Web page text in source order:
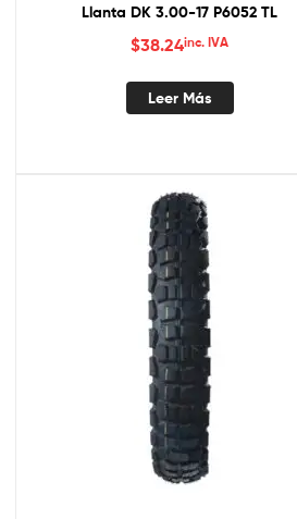
Llanta DK 3.00-17 P6052 TL
$38.24inc. IVA
Leer Más